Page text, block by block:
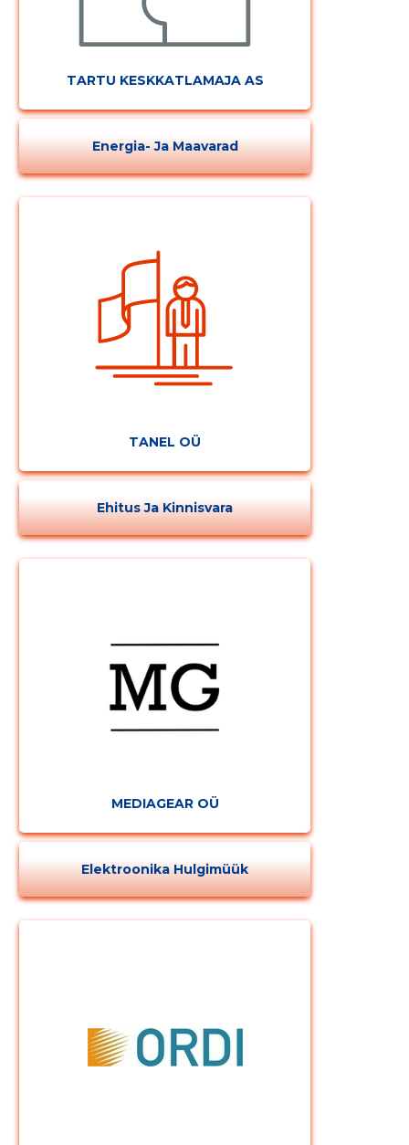
TARTU KESKKATLAMAJA AS
Energia- Ja Maavarad
TANEL OÜ
Ehitus Ja Kinnisvara
MEDIAGEAR OÜ
Elektroonika Hulgimüük
kirjeldust